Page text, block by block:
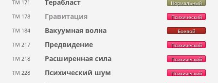
ТМ 171 Терабласт Нормальный
ТМ 178 Гравитация Психический
ТМ 184 Вакуумная волна Боевой
ТМ 217 Предвидение Психический
ТМ 218 Расширенная сила Психический
ТМ 228 Психический шум Психический